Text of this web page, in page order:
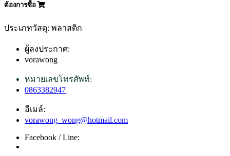
ต้องการซื้อ
ประเภทวัสดุ: พลาสติก
ผู้ลงประกาศ:
vorawong
หมายเลขโทรศัพท์:
0863382947
อีเมล์:
vorawong_wong@hotmail.com
Facebook / Line: